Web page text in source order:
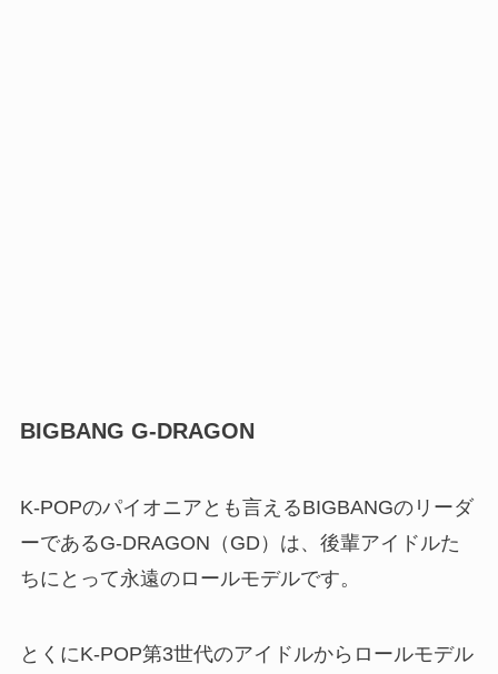
BIGBANG G-DRAGON
K-POPのパイオニアとも言えるBIGBANGのリーダ
ーであるG-DRAGON（GD）は、後輩アイドルた
ちにとって永遠のロールモデルです。
とくにK-POP第3世代のアイドルからロールモデル